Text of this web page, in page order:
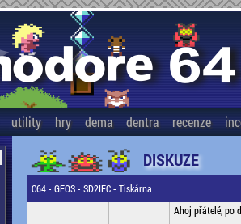
utility hry dema dentra recenze
DISKUZE
C64 - GEOS - SD2IEC - Tiskárna
Ahoj přátelé, po